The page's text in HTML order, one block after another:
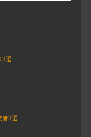
3選
者3選